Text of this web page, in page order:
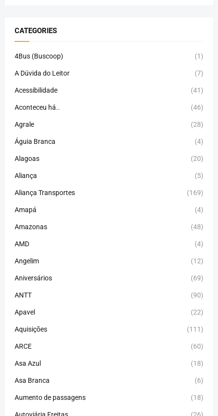
CATEGORIES
4Bus (Buscoop) (1)
A Dúvida do Leitor (7)
Acessibilidade (41)
Aconteceu há.. (46)
Agrale (28)
Águia Branca (4)
Alagoas (20)
Aliança (5)
Aliança Transportes (169)
Amapá (4)
Amazonas (48)
AMD (4)
Angelim (12)
Aniversários (69)
ANTT (90)
Apavel (22)
Aquisições (111)
ARCE (60)
Asa Azul (18)
Asa Branca (6)
Aumento de passagens (18)
Autoviária Freitas (26)